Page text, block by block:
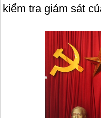
kiểm tra giám sát